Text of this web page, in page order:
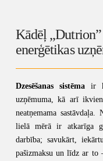
Kādēļ
enerģētikas
Dzesēšanas sistēmair
uzņēmuma, kā arī
neatņemama sastāvdaļa.
lielā mērā ir atkarīga
darbība; savukārt,
pašizmaksu un līdz ar to